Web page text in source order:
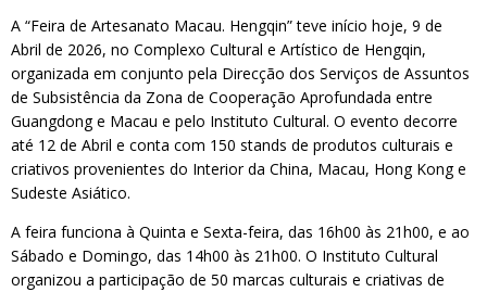
A “Feira de Artesanato Macau. Hengqin” teve início hoje, 9 de
Abril de 2026, no Complexo Cultural e Artístico de Hengqin,
organizada em conjunto pela Direcção dos Serviços de Assuntos
de Subsistência da Zona de Cooperação Aprofundada entre
Guangdong e Macau e pelo Instituto Cultural. O evento decorre
até 12 de Abril e conta com 150 stands de produtos culturais e
criativos provenientes do Interior da China, Macau, Hong Kong e
Sudeste Asiático.
A feira funciona à Quinta e Sexta-feira, das 16h00 às 21h00, e ao
Sábado e Domingo, das 14h00 às 21h00. O Instituto Cultural
organizou a participação de 50 marcas culturais e criativas de